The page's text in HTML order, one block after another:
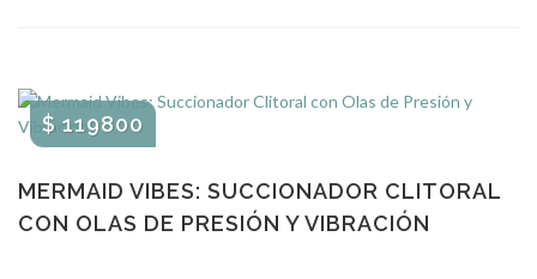
MERMAID VIBES: SUCCIONADOR CLITORAL
CON OLAS DE PRESIÓN Y VIBRACIÓN
$ 119800